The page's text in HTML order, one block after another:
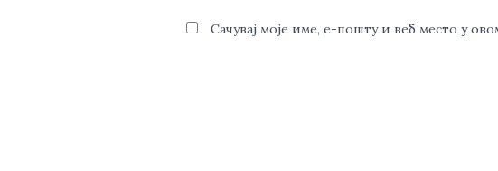
Сачувај моје име, е-пошту и веб место у